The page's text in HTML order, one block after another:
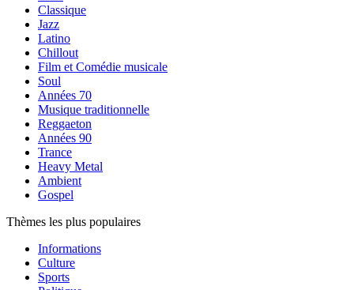
Classique
Jazz
Latino
Chillout
Film et Comédie musicale
Soul
Années 70
Musique traditionnelle
Reggaeton
Années 90
Trance
Heavy Metal
Ambient
Gospel
Thèmes les plus populaires
Informations
Culture
Sports